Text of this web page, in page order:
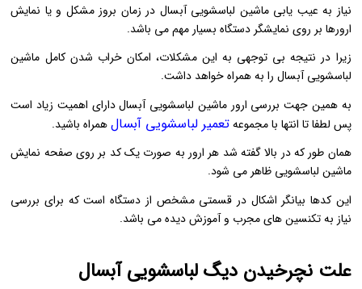
نیاز به عیب یابی ماشین لباسشویی آبسال در زمان بروز مشکل و یا نمایش
ارورها بر روی نمایشگر دستگاه بسیار مهم می باشد.
زیرا در نتیجه بی توجهی به این مشکلات، امکان خراب شدن کامل ماشین
لباسشویی آبسال را به همراه خواهد داشت.
به همین جهت بررسی ارور ماشین لباسشویی آبسال دارای اهمیت زیاد است
پس لطفا تا انتها با مجموعهتعمیر لباسشویی آبسالهمراه باشید.
همان طور که در بالا گفته شد هر ارور به صورت یک کد بر روی صفحه نمایش
ماشین لباسشویی ظاهر می شود.
این کدها بیانگر اشکال در قسمتی مشخص از دستگاه است که برای بررسی
نیاز به تکنسین های مجرب و آموزش دیده می باشد.
علت نچرخیدن دیگ لباسشویی آبسال